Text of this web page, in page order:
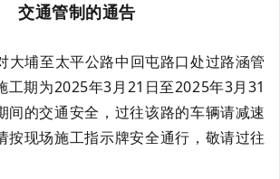
交通管制的通告
大埔至太平公路中回屯路口处过路涵管
工期为2025年3月21日至2025年3月31
间的交通安全，过往该路的车辆请减速
按现场施工指示牌安全通行， 敬请过往